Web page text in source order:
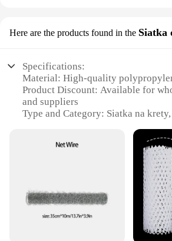
Here are the products found in the Siatka
Specifications:
Material: High-quality
Product Discount: Available for
and suppliers
Type and Category: Siatka na
simple yet effective design
Usage and Purpose: Ideal for
and crops from pests and birds
Typical Adaptive Scenario:
residential and commercial
Shape or Size or Weight or
various sizes to fit different